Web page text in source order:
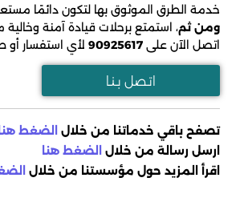
خدمة الطرق الموثوق بها لتكون دائمًا
ومن ثم، استمتع برحلات قيادة آمنة
اتصل الآن على 90925617 لأي استفسار
اتـصل بـنـا
تصفح باقي خدماتنا من خلال الضغط هنا
ارسل رسالة من خلال
الضغط هنا
اقرأ المزيد حول مؤسستنا من خلال